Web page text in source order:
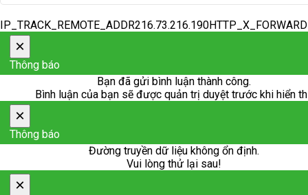
×
Thông báo
Bạn đã gửi bình luận thành công.
Bình luận của bạn sẽ được quản trị duyệt trước khi hiển
×
Thông báo
Đường truyền dữ liệu không ổn định.
Vui lòng thử lại sau!
×